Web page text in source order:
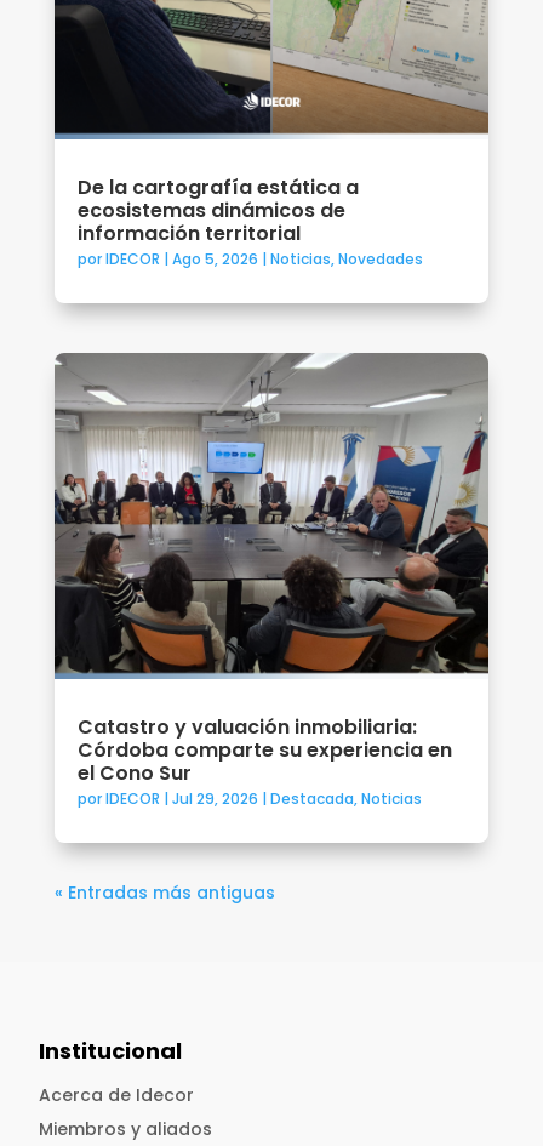
De la cartografía estática a
ecosistemas dinámicos de
información territorial
porIDECOR | Ago 5, 2026 | Noticias,Novedades
Catastro y valuación inmobiliaria:
Córdoba comparte su experiencia en
el Cono Sur
porIDECOR | Jul 29, 2026 | Destacada,Noticias
« Entradas más antiguas
Institucional
Acerca de Idecor
Miembros y aliados